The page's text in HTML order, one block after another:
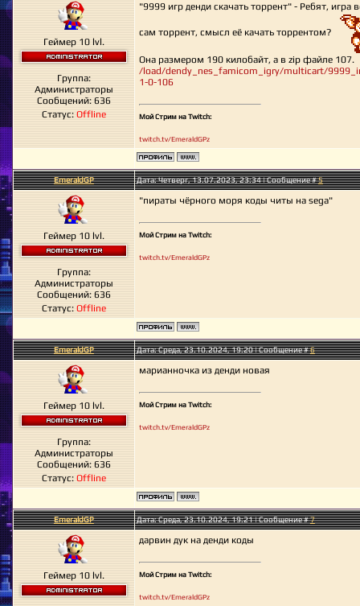
Геймер 10 lvl.
Группа:
Администраторы
Сообщений: 636
Статус: Offline
"9999 игр денди скачать торрент" - Ребят, игра
сам торрент, смысл её качать торрентом?
Она размером 190 килобайт, а в zip файле 107.
/load/dendy_nes_famicom_igry/multicart/
1-0-106
Мой Стрим на Twitch:
twitch.tv/EmeraldGPz
EmeraldGP Дата: Четверг, 13.07.2023, 23:34 | Сообщение #5
Геймер 10 lvl.
Группа:
Администраторы
Сообщений: 636
Статус: Offline
"пираты чёрного моря коды читы на sega"
Мой Стрим на Twitch:
twitch.tv/EmeraldGPz
EmeraldGP Дата: Среда, 23.10.2024, 19:20 | Сообщение #6
Геймер 10 lvl.
Группа:
Администраторы
Сообщений: 636
Статус: Offline
марианночка из денди новая
Мой Стрим на Twitch:
twitch.tv/EmeraldGPz
EmeraldGP Дата: Среда, 23.10.2024, 19:21 | Сообщение #7
Геймер 10 lvl.
дарвин дук на денди коды
Мой Стрим на Twitch:
twitch.tv/EmeraldGPz